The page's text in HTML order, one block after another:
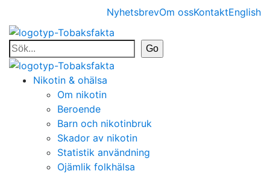
NyhetsbrevOm ossKontaktEnglish
Nikotin & ohälsa
Om nikotin
Beroende
Barn och nikotinbruk
Skador av nikotin
Statistik användning
Ojämlik folkhälsa